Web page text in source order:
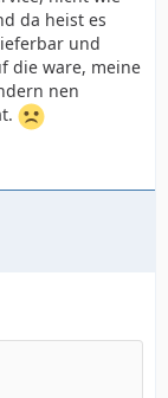
da heist es
und
die ware, meine
nen